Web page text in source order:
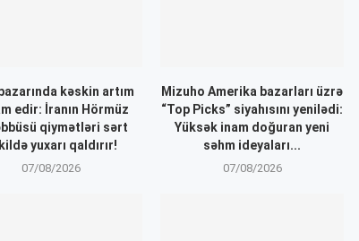
kəskin artım
edir: İranın Hörmüz
qiymətləri sərt
yuxarı qaldırır!
07/08/2026
Mizuho Amerika bazarları üzrə
“Top Picks” siyahısını yenilədi:
Yüksək inam doğuran yeni
səhm ideyaları...
07/08/2026